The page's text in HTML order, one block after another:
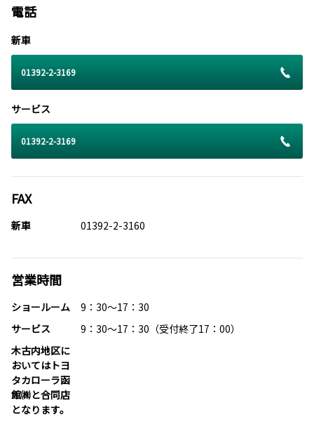
電話
新車
01392-2-3169
サービス
01392-2-3169
FAX
新車 01392-2-3160
営業時間
ショールーム
9：30～17：30
サービス
9：30～17：30（受付終了17：00）
木古内地区に
おいてはトヨ
タカローラ函
館㈱と合同店
となります。